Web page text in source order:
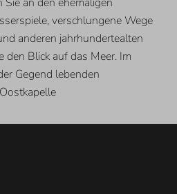
verschlungene Wege
anderen jahrhundertealten
Blick auf das Meer. Im
Gegend lebenden